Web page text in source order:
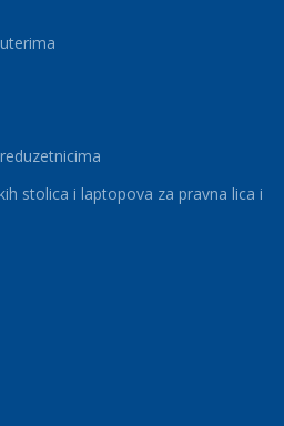
stolica i laptopova za pravna lica i